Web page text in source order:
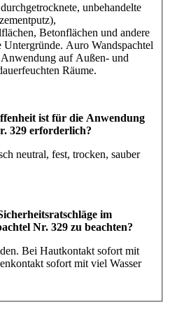
unbehandelte
Betonflächen und andere
Untergründe. Auro Wandspachtel
auf Außen- und
Räume.
ist für die Anwendung
329 erforderlich?
neutral, fest, trocken, sauber
im
Nr. 329 zu beachten?
Bei Hautkontakt sofort mit
sofort mit viel Wasser